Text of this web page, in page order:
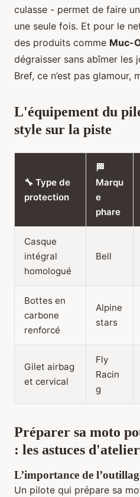
culasse - permet de faire
une seule fois. Et pour le
des produits comme Muc-
dégraisser sans abîmer les
Bref, ce n’est pas glamour,
L'équipement du
style sur la piste
🔧 Type de
protection
🏁
Marqu
e
phare
Casque
intégral
homologué
Bell
Bottes en
carbone
renforcé
Alpine
stars
Gilet airbag
et cervical
Fly
Racin
g
Préparer sa moto
: les astuces d'atelier
L’importance de
Un pilote qui prépare sa